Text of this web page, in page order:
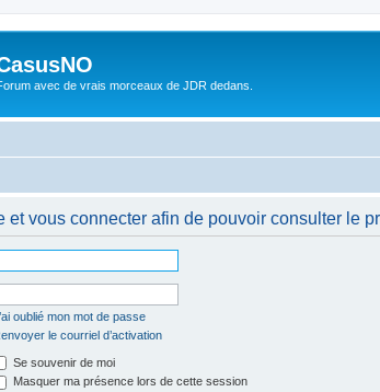
avec de vrais morceaux de JDR dedans.
et vous connecter afin de pouvoir consulter le
oublié mon mot de passe
le courriel d’activation
Se souvenir de moi
Masquer ma présence lors de cette session